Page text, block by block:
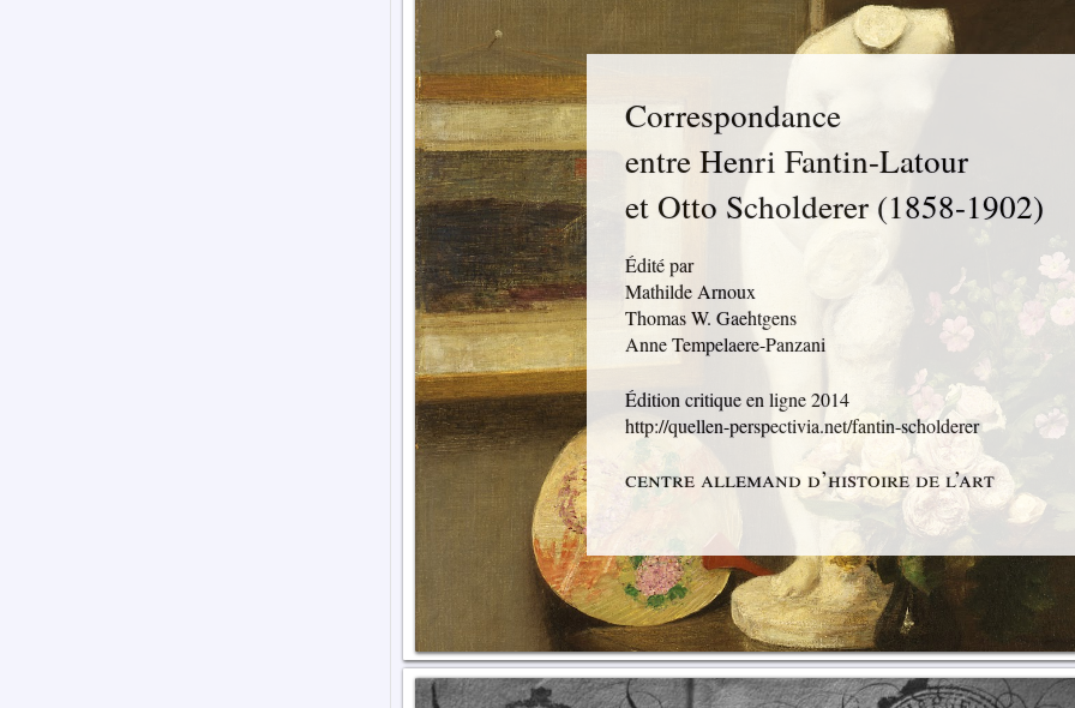
Correspondance
entre Henri Fantin-Latour
et Otto Scholderer (1858-1902)
Édité par
Mathilde Arnoux
Thomas W. Gaehtgens
Anne Tempelaere-Panzani
Édition critique en ligne2014
http://quellen-perspectivia.net/fantin-scholderer
centre allemand d’histoire de l’art